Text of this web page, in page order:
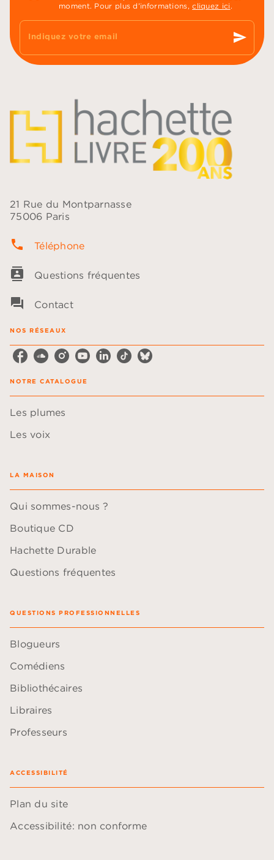
moment. Pour plus d’informations,cliquez ici .
Indiquez votre email send
21 Rue du Montparnasse
75006 Paris
phone Téléphone
contacts Questions fréquentes
question_answer Contact
NOS RÉSEAUX
NOTRE CATALOGUE
Les plumes
Les voix
LA MAISON
Qui sommes-nous ?
Boutique CD
Hachette Durable
Questions fréquentes
QUESTIONS PROFESSIONNELLES
Blogueurs
Comédiens
Bibliothécaires
Libraires
Professeurs
ACCESSIBILITÉ
Plan du site
Accessibilité: non conforme